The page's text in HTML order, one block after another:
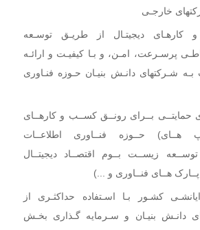
خارجـی
دیجیتـال از طریـق توسـعه
پرسـرعت، امـن، و بـا کیفیـت و ارائـه
شـرکتهای دانـش بنیـان حـوزه فنـاوری
حمایتــی بــرای رونــق کســب و کارهــای
هــای) حــوزه فنــاوری اطلاعــات
زیســت بــوم اقتصــاد دیجیتــال
پــارک هــای فنــاوری و ...)
کشـور بـا اسـتفاده حداکثـری از
دانـش بنیـان و سـرمایه گـذاری بخـش